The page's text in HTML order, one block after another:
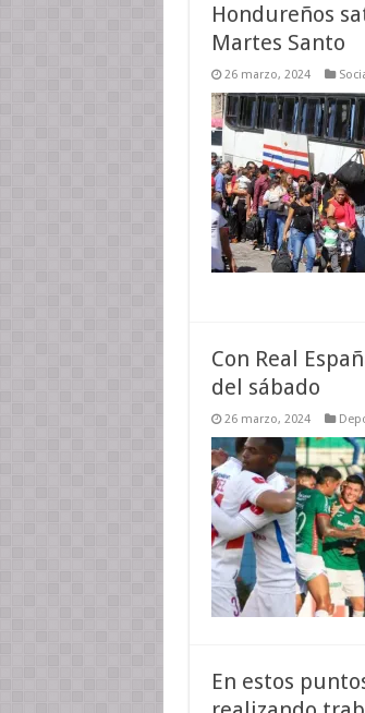
Hondureños
Martes Santo
26 marzo, 2024
Con Real
del sábado
26 marzo, 2024
En estos